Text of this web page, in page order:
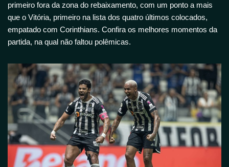
primeiro fora da zona do rebaixamento, com um ponto a mais
que o Vitória, primeiro na lista dos quatro últimos colocados,
empatado com Corinthians. Confira os melhores momentos da
partida, na qual não faltou polêmicas.